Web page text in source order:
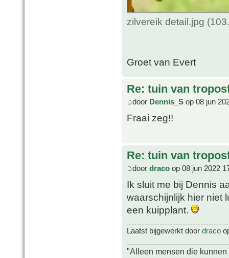
zilvereik detail.jpg
Groet van Evert
Re: tuin van
door Dennis_S op 08 jun
Fraai zeg!!
Re: tuin van
door draco op 08 jun 2022
Ik sluit me bij Dennis
waarschijnlijk hier niet
een kuipplant.
Laatst bijgewerkt door draco
"Alleen mensen die